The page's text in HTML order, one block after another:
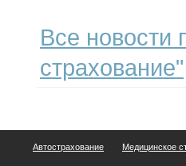
Все новости
страхование"
Автострахование Медицинское